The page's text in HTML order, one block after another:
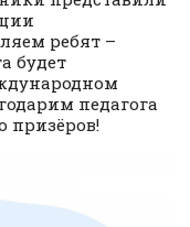
ребят –
будет
педагога
призёров!